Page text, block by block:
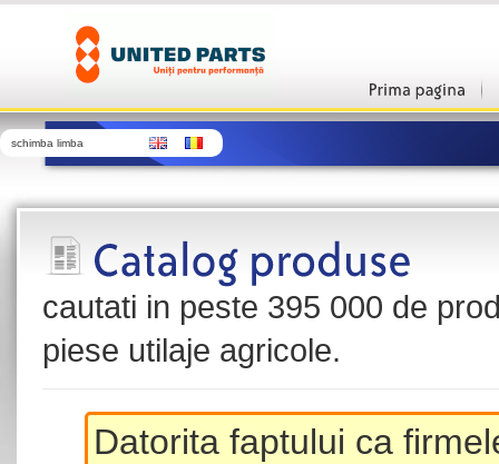
schimba limba
cautati in peste 395 000 de
piese utilaje agricole.
Datorita faptului ca